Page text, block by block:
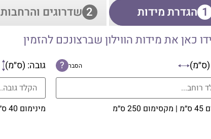
1 הגדרת מידות 2 שדרוגים והרחבות
כאן את מידות הווילון שברצונכם להזמין
הסבר ?
ס״מ
גובה: (ס״מ)
מינימום 40 ס״מ | מקסימום 300 ס״מ